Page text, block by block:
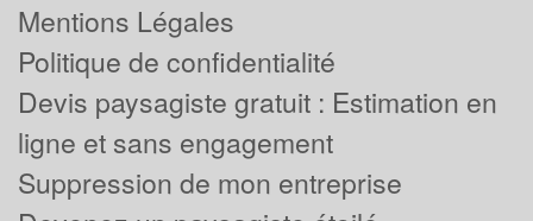
Mentions Légales
Politique de confidentialité
Devis paysagiste gratuit : Estimation en
ligne et sans engagement
Suppression de mon entreprise